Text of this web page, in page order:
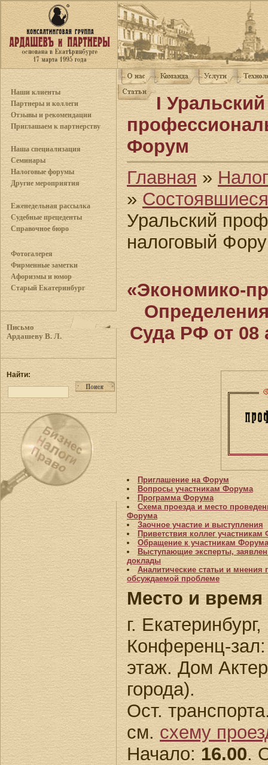
Наши клиенты
Партнеры и коллеги
Отзывы и рекомендации
Приглашаем к партнерству
Наша специализация
Семинары
Налоговые форумы
Другие мероприятия
Еженедельная рассылка
Судебные прецеденты
Справочное бюро
Фотогалерея
Фирменные заметки
Афоризмы и юмор
Старый Екатеринбург
Письмо
Ардашеву В. Л.
Найти:
I Уральский
Форум
Главная»
»
Уральский
налоговый
«Экономико-
Суда РФ от 08
Приглашение на Форум
Вопросы участникам Форума
Программа Форума
Схема проезда и место
Форума
Заочное участие и выступления
Приветствия коллег участникам
Обращение к участникам Форума
Выступающие эксперты,
доклады
Аналитические статьи и мнения
обсуждаемой проблеме
Место и
г.
Конференц-
этаж. Дом
города).
Ост.
см. схему
Начало:16.00.